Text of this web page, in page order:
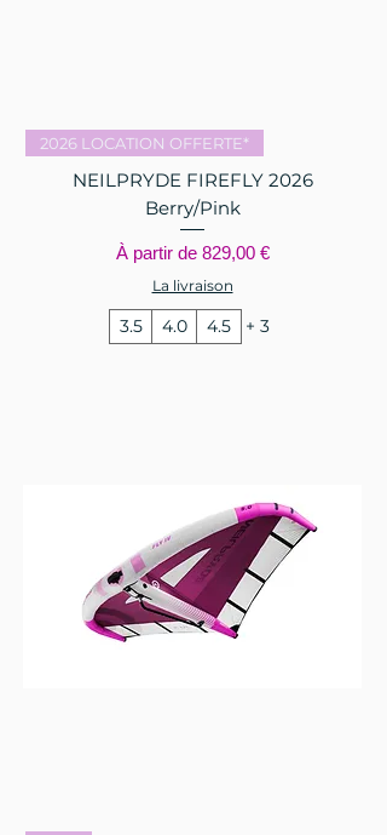
2026 LOCATION OFFERTE*
NEILPRYDE FIREFLY 2026
Berry/Pink
À partir de 829,00 €
Prix promotionnel
La livraison
3.5 4.0 4.5 + 3